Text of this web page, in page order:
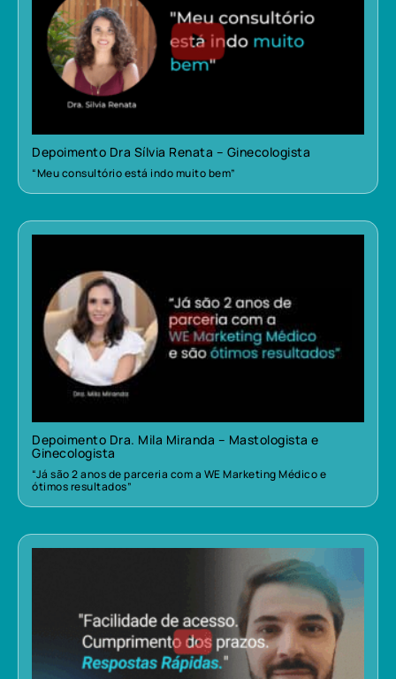
Depoimento Dra Sílvia Renata – Ginecologista
“Meu consultório está indo muito bem”
Depoimento Dra. Mila Miranda – Mastologista e
Ginecologista
“Já são 2 anos de parceria com a WE Marketing Médico e
ótimos resultados”